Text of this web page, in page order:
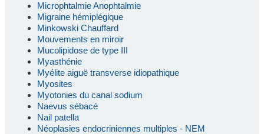
Microphtalmie Anophtalmie
Migraine hémiplégique
Minkowski Chauffard
Mouvements en miroir
Mucolipidose de type III
Myasthénie
Myélite aiguë transverse idiopathique
Myosites
Myotonies du canal sodium
Naevus sébacé
Nail patella
Néoplasies endocriniennes multiples - NEM